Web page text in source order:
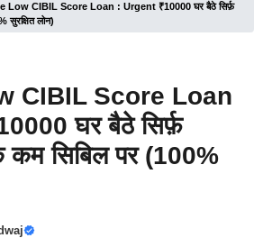
Low CIBIL Score Loan : Urgent ₹10000 घर बैठे सिर्फ़
सुरक्षित लोन)
CIBIL Score Loan
घर बैठे सिर्फ़
कम सिबिल पर (100%